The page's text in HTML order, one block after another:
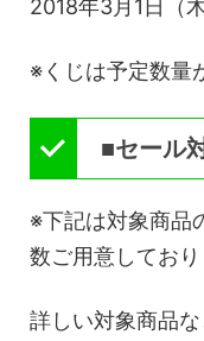
2018年3月1日（
※くじは予定数量
■セール
※下記は対象商品
数ご用意しており
詳しい対象商品